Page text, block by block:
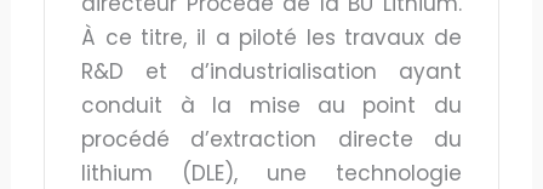
À ce titre, il a piloté les travaux de
R&D et d’industrialisation ayant
conduit à la mise au point du
procédé d’extraction directe du
lithium (DLE), une technologie